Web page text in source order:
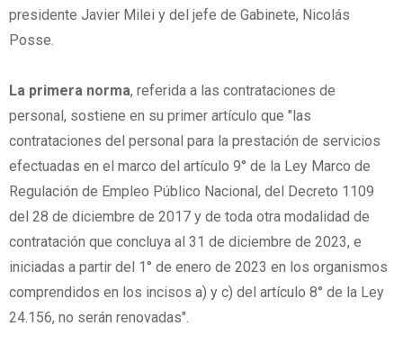
presidente Javier Milei y del jefe de Gabinete, Nicolás
Posse.
La primera norma, referida a las contrataciones de
personal, sostiene en su primer artículo que "las
contrataciones del personal para la prestación de servicios
efectuadas en el marco del artículo 9° de la Ley Marco de
Regulación de Empleo Público Nacional, del Decreto 1109
del 28 de diciembre de 2017 y de toda otra modalidad de
contratación que concluya al 31 de diciembre de 2023, e
iniciadas a partir del 1° de enero de 2023 en los organismos
comprendidos en los incisos a) y c) del artículo 8° de la Ley
24.156, no serán renovadas".